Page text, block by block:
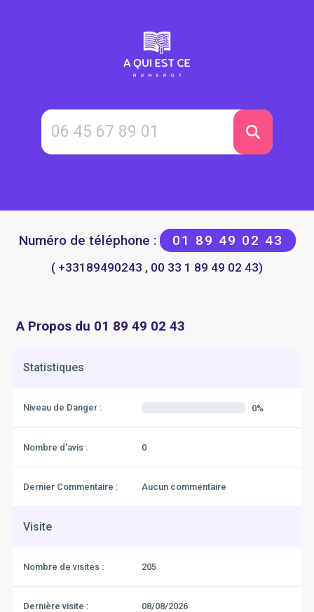
Numéro de téléphone : 01 89 49 02 43
( +33189490243 , 00 33 1 89 49 02 43)
A Propos du 01 89 49 02 43
Statistiques
Niveau de Danger : 0%
Nombre d'avis : 0
Dernier Commentaire : Aucun commentaire
Visite
Nombre de visites : 205
Dernière visite : 08/08/2026